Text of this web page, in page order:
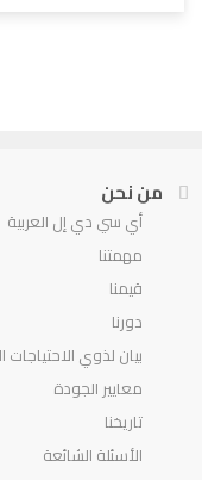
من نحن
أي سي دي إل العربية
مهمتنا
قيمنا
دورنا
بيان لذوي الاحتياجات
معايير الجودة
تاريخنا
الأسئلة الشائعة